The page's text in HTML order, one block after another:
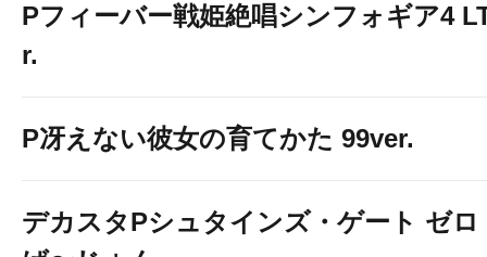
Pフィーバー戦姫絶唱シンフォギア4
r.
P冴えない彼女の育てかた 99ver.
デカスタPシュタインズ・ゲート ゼ